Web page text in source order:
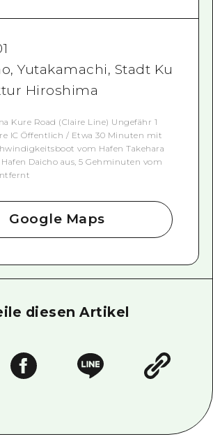
Yutakamachi, Stadt Ku
Hiroshima
Kure Road (Claire Line) Ungefähr 1
IC Öffentlich / Etwa 30 Minuten mit
vom Hafen Takehara
Daicho aus, 5 Gehminuten vom
Google Maps
diesen Artikel